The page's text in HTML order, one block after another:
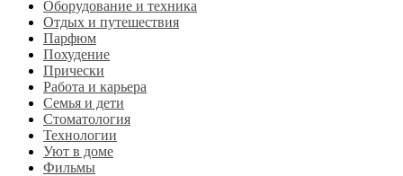
Оборудование и техника
Отдых и путешествия
Парфюм
Похудение
Прически
Работа и карьера
Семья и дети
Стоматология
Технологии
Уют в доме
Фильмы